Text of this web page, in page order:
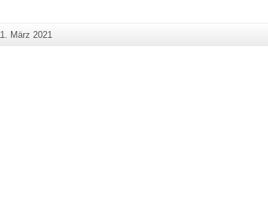
März 2021